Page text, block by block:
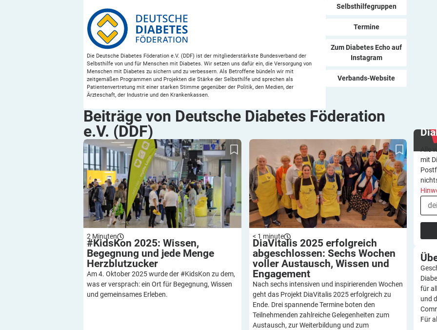
Die Deutsche Diabetes Föderation e.V. (DDF) ist der mitgliederstärkste Bundesverband der
Selbsthilfe von und für Menschen mit Diabetes. Wir setzen uns dafür ein, die Versorgung von
Menschen mit Diabetes zu sichern und zu verbessern. Als Betroffene bündeln wir mit
zeitgemäßen Programmen und Projekten die Stärke der Selbsthilfe und sprechen als
Patientenvertretung mit einer starken Stimme gegenüber der Politik, den Medien, der
Ärzteschaft, der Industrie und den Krankenkassen.
Selbsthilfegruppen
Termine
Zum Diabetes Echo auf
Instagram
Verbands-Website
Beiträge von Deutsche Diabetes Föderation
e.V. (DDF)
#KidsKon 2025: Wissen, Begegnung und jede
Menge Herzblutzucker
2 Minuten
#KidsKon 2025: Wissen,
Begegnung und jede Menge
Herzblutzucker
Am 4. Oktober 2025 wurde der #KidsKon zu dem,
was er versprach: ein Ort für Begegnung, Wissen
und gemeinsames Erleben.
DiaVitalis 2025 erfolgreich abgeschlossen:
Sechs Wochen voller Austausch, Wissen und
Engagement
< 1 minute
DiaVitalis 2025 erfolgreich
abgeschlossen: Sechs Wochen
voller Austausch, Wissen und
Engagement
Nach sechs intensiven und inspirierenden Wochen
geht das Projekt DiaVitalis 2025 erfolgreich zu
Ende. Drei spannende Termine boten den
Teilnehmenden zahlreiche Gelegenheiten zum
Austausch, zur Weiterbildung und zum
Alle
mit
für
und
Für